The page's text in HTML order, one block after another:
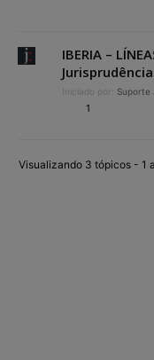
IBERIA –
Iniciado por: Suporte
1
Visualizando 3 tópicos - 1